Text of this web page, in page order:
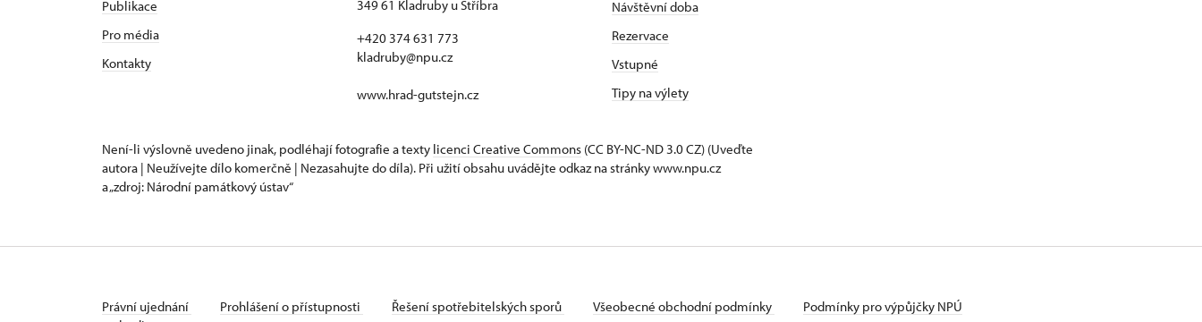
Publikace
Pro média
Kontakty
349 61 Kladruby u Stříbra
+420 374 631 773
kladruby@npu.cz
www.hrad-gutstejn.cz
Návštěvní doba
Rezervace
Vstupné
Tipy na výlety
Není-li výslovně uvedeno jinak, podléhají fotografie a texty licenci Creative Commons (CC BY-NC-ND 3.0 CZ) (Uveďte
autora | Neužívejte dílo komerčně | Nezasahujte do díla). Při užití obsahu uvádějte odkaz na stránky www.npu.cz
a „zdroj: Národní památkový ústav“
Právní ujednání Prohlášení o přístupnosti Řešení spotřebitelských sporů Všeobecné obchodní podmínky
Podmínky pro výpůjčky NPÚ